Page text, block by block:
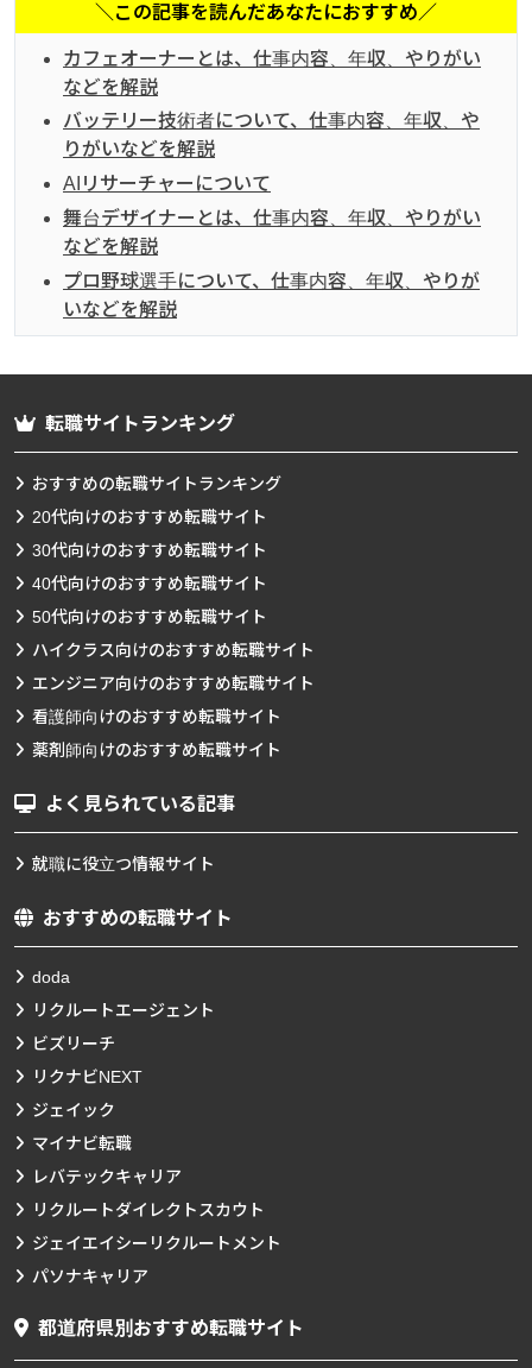
＼この記事を読んだあなたにおすすめ／
カフェオーナーとは、仕事内容、年収、やりがい
などを解説
バッテリー技術者について、仕事内容、年収、や
りがいなどを解説
AIリサーチャーについて
舞台デザイナーとは、仕事内容、年収、やりがい
などを解説
プロ野球選手について、仕事内容、年収、やりが
いなどを解説
転職サイトランキング
おすすめの転職サイトランキング
20代向けのおすすめ転職サイト
30代向けのおすすめ転職サイト
40代向けのおすすめ転職サイト
50代向けのおすすめ転職サイト
ハイクラス向けのおすすめ転職サイト
エンジニア向けのおすすめ転職サイト
看護師向けのおすすめ転職サイト
薬剤師向けのおすすめ転職サイト
よく見られている記事
就職に役立つ情報サイト
おすすめの転職サイト
doda
リクルートエージェント
ビズリーチ
リクナビNEXT
ジェイック
マイナビ転職
レバテックキャリア
リクルートダイレクトスカウト
ジェイエイシーリクルートメント
パソナキャリア
都道府県別おすすめ転職サイト